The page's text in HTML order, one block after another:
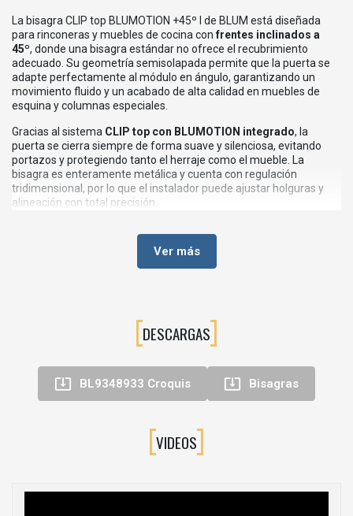
La bisagra CLIP top BLUMOTION +45º I de BLUM está diseñada
para rinconeras y muebles de cocina confrentes inclinados a
45º, donde una bisagra estándar no ofrece el recubrimiento
adecuado. Su geometría semisolapada permite que la puerta se
adapte perfectamente al módulo en ángulo, garantizando un
movimiento fluido y un acabado de alta calidad en muebles de
esquina y columnas especiales.
Gracias al sistema CLIP top con BLUMOTION integrado, la
puerta se cierra siempre de forma suave y silenciosa, evitando
portazos y protegiendo tanto el herraje como el mueble. La
bisagra es enteramente metálica y cuenta con regulación
tridimensional, por lo que el instalador puede ajustar holguras y
alineación con total precisión.
laterales de 19 mm, así como las medidas de taladro de cazoleta,
las cotas para montaje atornillado o INSERTA y los rangos de
ángulo especial +45º I semisolapada
rinconeras con frentes inclinados.
Cazoleta Ø35 mm, estándar en mobiliario de cocina y baño.
SistemaCLIP top BLUMOTIONcon cierre suave integrado y
Bisagra enteramente metálica, robusta y apta para uso
Ver más
DESCARGAS
 BL9348933 Croquis  Bisagras
VIDEOS